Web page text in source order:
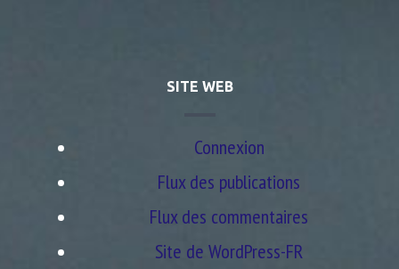
SITE WEB
Connexion
Flux des publications
Flux des commentaires
Site de WordPress-FR